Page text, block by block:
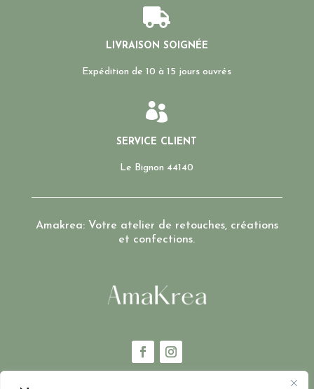

LIVRAISON SOIGNÉE
Expédition de 10 à 15 jours ouvrés

SERVICE CLIENT
Le Bignon 44140
Amakrea: Votre atelier de retouches, créations
et confections.